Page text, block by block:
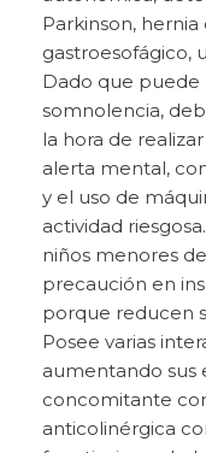
Parkinson,
gastroesofágico,
Dado que puede
somnolencia,
la hora de
alerta mental,
y el uso de
actividad
niños menores
precaución en
porque reducen
Posee varias
aumentando sus
concomitante
anticolinérgica